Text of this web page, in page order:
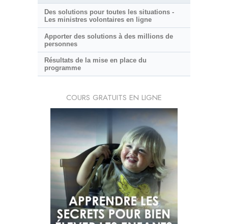
Des solutions pour toutes les situations -
Les ministres volontaires en ligne
Apporter des solutions à des millions de
personnes
Résultats de la mise en place du
programme
COURS GRATUITS EN LIGNE